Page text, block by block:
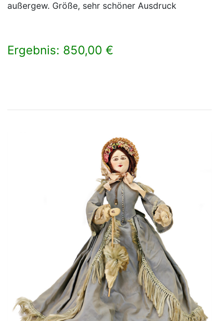
außergew. Größe, sehr schöner Ausdruck
Ergebnis: 850,00 €